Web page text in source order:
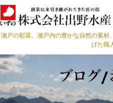
瀬戸の彩菜。瀬戸内の豊かな自然の素
げた職